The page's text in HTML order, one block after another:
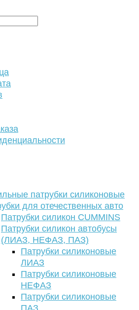
патрубки силиконовые
для отечественных авто
Патрубки силикон CUMMINS
Патрубки силикон автобусы
(ЛИАЗ, НЕФАЗ, ПАЗ)
Патрубки силиконовые
ЛИАЗ
Патрубки силиконовые
НЕФАЗ
Патрубки силиконовые
ПАЗ